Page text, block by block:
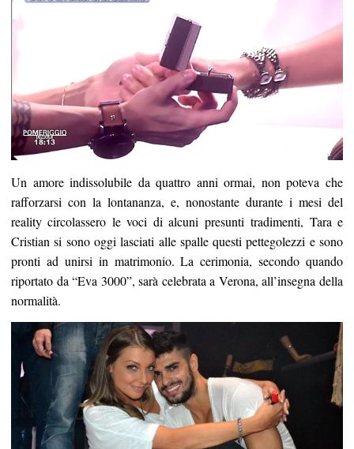
Un amore indissolubile da quattro anni ormai, non poteva che
rafforzarsi con la lontananza, e, nonostante durante i mesi del
reality circolassero le voci di alcuni presunti tradimenti, Tara e
Cristian si sono oggi lasciati alle spalle questi pettegolezzi e sono
pronti ad unirsi in matrimonio. La cerimonia, secondo quando
riportato da “Eva 3000”, sarà celebrata a Verona, all’insegna della
normalità.